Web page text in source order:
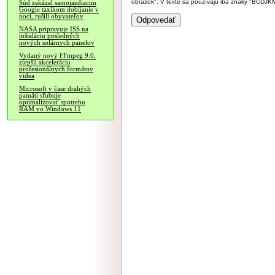
Súd zakázal samojazdiacim
Google taxíkom dobíjanie v
noci, rušili obyvateľov
NASA pripravuje ISS na
inštaláciu posledných
nových solárnych panelov
Vydaný nový FFmpeg 9.0,
zlepšil akceleráciu
profesionálnych formátov
videa
Microsoft v čase drahých
pamätí sľubuje
optimalizovať spotrebu
RAM vo Windows 11
obrázok". V texte sa používajú iba znaky